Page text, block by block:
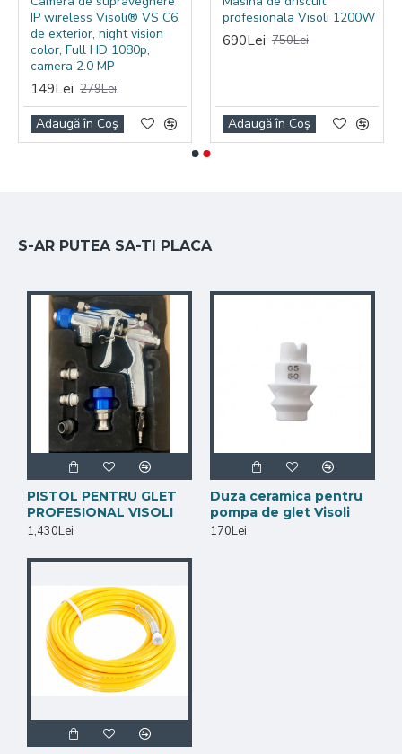
IP wireless Visoli® VS C6,
de exterior, night vision
color, Full HD 1080p,
camera 2.0 MP
149Lei 279Lei
Adaugă în Coş
profesionala Visoli 1200W
690Lei 750Lei
Adaugă în Coş
S-AR PUTEA SA-TI PLACA
PISTOL PENTRU GLET
PROFESIONAL VISOLI
1,430Lei
Duza ceramica pentru
pompa de glet Visoli
170Lei